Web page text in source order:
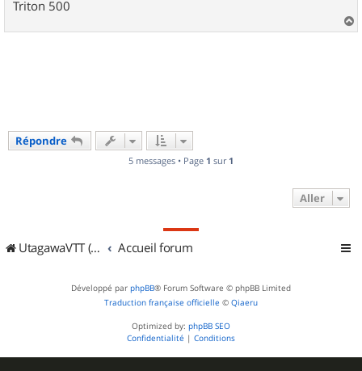
Triton 500
a
Répondre
5 messages • Page 1 sur 1
Aller
UtagawaVTT (Randos VTT et VTTAE avec traces GPS) Accueil forum
Développé par phpBB® Forum Software © phpBB Limited
Traduction française officielle © Qiaeru
Optimized by: phpBB SEO
Confidentialité | Conditions